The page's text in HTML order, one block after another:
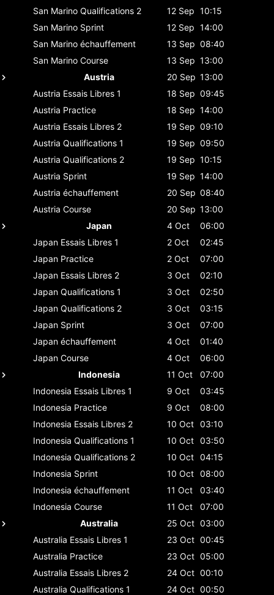
San Marino Qualifications 2 12 Sep 10:15
San Marino Sprint 12 Sep 14:00
San Marino échauffement 13 Sep 08:40
San Marino Course 13 Sep 13:00
Austria
20 Sep 13:00
Austria Essais Libres 1 18 Sep 09:45
Austria Practice 18 Sep 14:00
Austria Essais Libres 2 19 Sep 09:10
Austria Qualifications 1 19 Sep 09:50
Austria Qualifications 2 19 Sep 10:15
Austria Sprint 19 Sep 14:00
Austria échauffement 20 Sep 08:40
Austria Course 20 Sep 13:00
Japan
4 Oct
06:00
Japan Essais Libres 1 2 Oct
02:45
Japan Practice 2 Oct
07:00
Japan Essais Libres 2 3 Oct
02:10
Japan Qualifications 1 3 Oct
02:50
Japan Qualifications 2 3 Oct
03:15
Japan Sprint 3 Oct
07:00
Japan échauffement 4 Oct
01:40
Japan Course 4 Oct
06:00
Indonesia
11 Oct
07:00
Indonesia Essais Libres 1 9 Oct
03:45
Indonesia Practice 9 Oct
08:00
Indonesia Essais Libres 2 10 Oct 03:10
Indonesia Qualifications 1 10 Oct 03:50
Indonesia Qualifications 2 10 Oct 04:15
Indonesia Sprint 10 Oct 08:00
Indonesia échauffement 11 Oct
03:40
Indonesia Course 11 Oct
07:00
Australia
25 Oct 03:00
Australia Essais Libres 1 23 Oct 00:45
Australia Practice 23 Oct 05:00
Australia Essais Libres 2 24 Oct 00:10
Australia Qualifications 1 24 Oct 00:50